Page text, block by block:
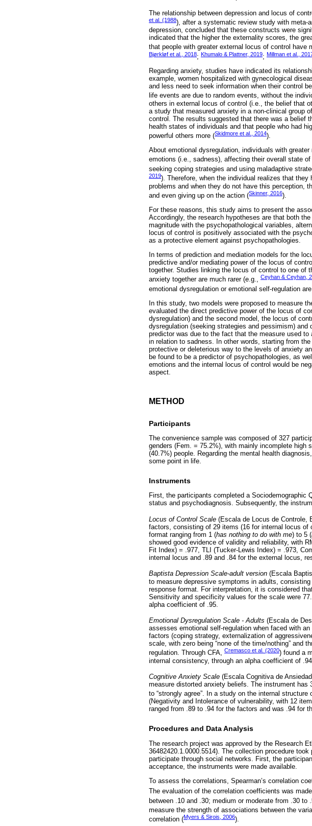
The relationship between depression and locus of
et al. (1988), after a systematic review study with meta-
depression, concluded that these constructs were
indicated that the higher the externality scores, the
that people with greater external locus of control
Bjørkløf et al., 2018; Khumalo & Plattner, 2019; Millman et al.,
Regarding anxiety, studies have indicated its
example, women hospitalized with gynecological
and less need to seek information when their control
life events are due to random events, without the
others in external locus of control (i.e., the belief that
a study that measured anxiety in a non-clinical group
control. The results suggested that there was a belief
health states of individuals and that people who had
powerful others more (Skidmore et al., 2014).
About emotional dysregulation, individuals with
emotions (i.e., sadness), affecting their overall state
seeking coping strategies and using maladaptive
2019). Therefore, when the individual realizes that
problems and when they do not have this perception,
and even giving up on the action (Skinner, 2016).
For these reasons, this study aims to present the
Accordingly, the research hypotheses are that both
magnitude with the psychopathological variables,
locus of control is positively associated with the
as a protective element against psychopathologies.
In terms of prediction and mediation models for the
predictive and/or mediating power of the locus of
together. Studies linking the locus of control to one of
anxiety together are much rarer (e.g., Ceyhan & Ceyhan,
emotional dysregulation or emotional self-regulation
In this study, two models were proposed to measure
evaluated the direct predictive power of the locus of
dysregulation) and the second model, the locus of
dysregulation (seeking strategies and pessimism)
predictor was due to the fact that the measure used
in relation to sadness. In other words, starting from
protective or deleterious way to the levels of anxiety
be found to be a predictor of psychopathologies, as
emotions and the internal locus of control would be
aspect.
METHOD
Participants
The convenience sample was composed of 327
genders (Fem. = 75.2%), with mainly incomplete high
(40.7%) people. Regarding the mental health
some point in life.
Instruments
First, the participants completed a Sociodemographic
status and psychodiagnosis. Subsequently, the
Locus of Control Scale (Escala de Locus de Controle,
factors, consisting of 29 items (16 for internal locus
format ranging from 1 (has nothing to do with me) to 5 (
showed good evidence of validity and reliability, with
Fit Index) = .977, TLI (Tucker-Lewis Index) = .973,
internal locus and .89 and .84 for the external locus,
Baptista Depression Scale-adult version (Escala
to measure depressive symptoms in adults,
response format. For interpretation, it is considered
Sensitivity and specificity values for the scale were
alpha coefficient of .95.
Emotional Dysregulation Scale - Adults (Escala de
assesses emotional self-regulation when faced with
factors (coping strategy, externalization of
scale, with zero being “none of the time/nothing” and
regulation. Through CFA, Cremasco et al. (2020) found a
internal consistency, through an alpha coefficient of
Cognitive Anxiety Scale (Escala Cognitiva de
measure distorted anxiety beliefs. The instrument has
to “strongly agree”. In a study on the internal structure
(Negativity and Intolerance of vulnerability, with 12
ranged from .89 to .94 for the factors and was .94 for
Procedures and Data Analysis
The research project was approved by the Research
36482420.1.0000.5514). The collection procedure
participate through social networks. First, the
acceptance, the instruments were made available.
To assess the correlations, Spearman’s correlation
The evaluation of the correlation coefficients was
between .10 and .30; medium or moderate from .30 to
measure the strength of associations between the
correlation (Myers & Sirois, 2006).